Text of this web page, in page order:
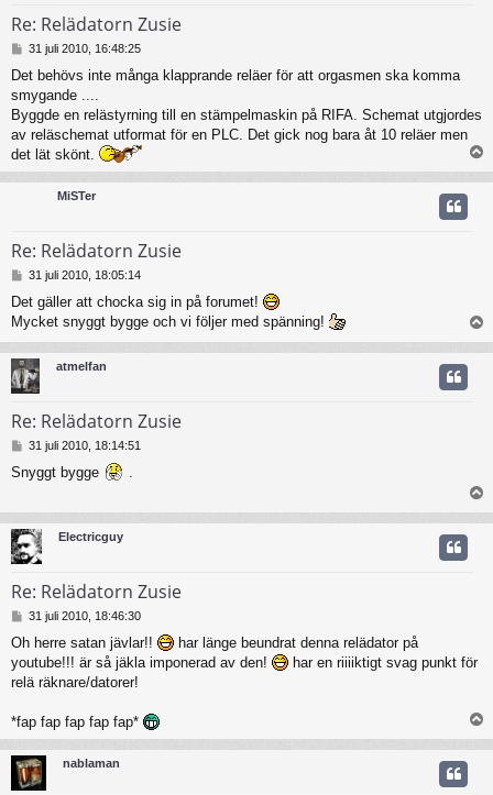
Re: Relädatorn Zusie
l
ä
g
g
31 juli 2010, 16:48:25
Det behövs inte många klapprande reläer för att orgasmen ska komma
smygande ....
Byggde en relästyrning till en stämpelmaskin på RIFA. Schemat utgjordes
av reläschemat utformat för en PLC. Det gick nog bara åt 10 reläer men
det lät skönt.
p
p
MiSTer
Re: Relädatorn Zusie
l
ä
g
g
31 juli 2010, 18:05:14
Det gäller att chocka sig in på forumet!
Mycket snyggt bygge och vi följer med spänning!
p
p
atmelfan
Re: Relädatorn Zusie
l
g
g
31 juli 2010, 18:14:51
Snyggt bygge .
p
p
Electricguy
Re: Relädatorn Zusie
l
ä
g
31 juli 2010, 18:46:30
Oh herre satan jävlar!!
har länge beundrat denna relädator på
youtube!!! är så jäkla imponerad av den!
har en riiiiktigt svag punkt för
relä räknare/datorer!
*fap fap fap fap fap*
p
p
nablaman